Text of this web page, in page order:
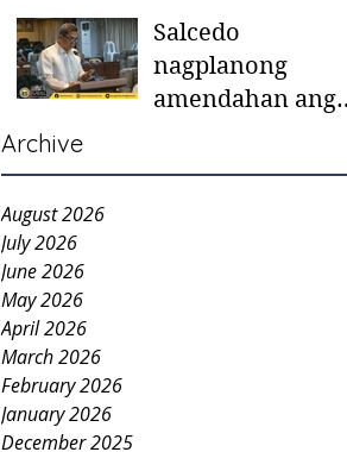
mother-to-mother
support groups,
first 1,000 days
Salcedo
nagplanong
amendahan ang
Archive
August 2026
July 2026
June 2026
May 2026
April 2026
March 2026
February 2026
January 2026
December 2025